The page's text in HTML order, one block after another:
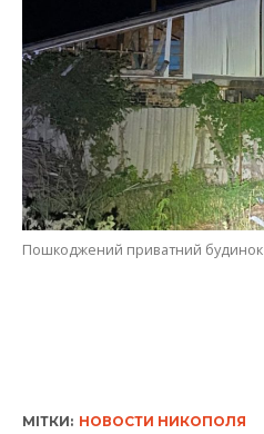
Пошкоджений приватний будинок
МІТКИ: НОВОСТИ НИКОПОЛЯ